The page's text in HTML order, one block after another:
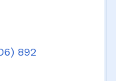
892